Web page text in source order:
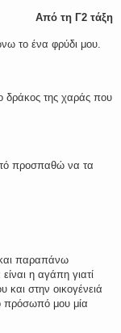
Από τη Γ2 τάξη
το ένα φρύδι μου.
δράκος της χαράς που
προσπαθώ να τα
παραπάνω
η αγάπη γιατί
στην οικογένειά
πρόσωπό μου μία